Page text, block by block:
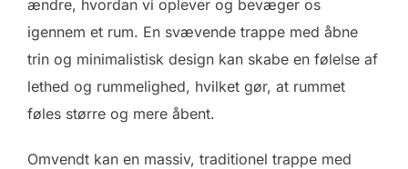
ændre, hvordan vi oplever og bevæger os
igennem et rum. En svævende trappe med åbne
trin og minimalistisk design kan skabe en følelse af
lethed og rummelighed, hvilket gør, at rummet
føles større og mere åbent.
Omvendt kan en massiv, traditionel trappe med